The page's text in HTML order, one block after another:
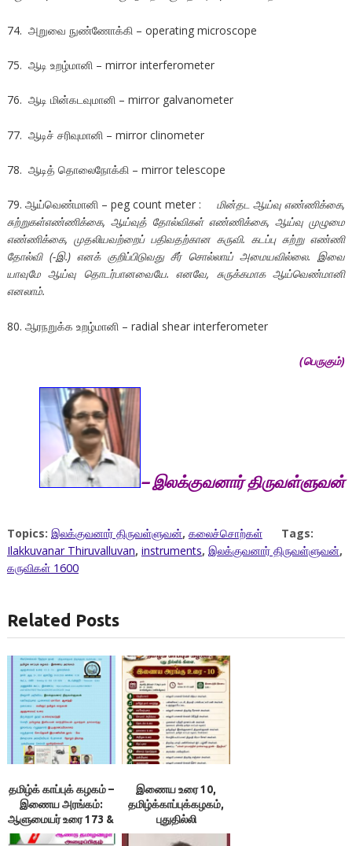
74. அறுவை நுண்ணோக்கி – operating microscope
75. ஆடி உறழ்மானி – mirror interferometer
76. ஆடி மின்கடவுமானி – mirror galvanometer
77. ஆடிச் சரிவுமானி – mirror clinometer
78. ஆடித் தொலைநோக்கி – mirror telescope
79. ஆய்வெண்மானி – peg count meter :மின்தட ஆய்வு எண்ணிக்கை,
சுற்றுகள்எண்ணிக்கை, ஆய்வுத் தோல்விகள் எண்ணிக்கை, ஆய்வு முழுமை
எண்ணிக்கை, முதலியவற்றைப் பதிவதற்கான கருவி. கடப்பு சுற்று எண்ணி
தோல்வி (-இ.) எனக் குறிப்பிடுவது சீர் சொல்லாய் அமையவில்லை. இவை
யாவுமே ஆய்வு தொடர்பானவையே. எனவே, சுருக்கமாக ஆய்வெண்மானி
எனலாம்.
80. ஆரநறுக்க உறழ்மானி – radial shear interferometer
(பெருகும்)
– இலக்குவனார் திருவள்ளுவன்
Topics: இலக்குவனார் திருவள்ளுவன், கலைச்சொற்கள்
Tags:
Ilakkuvanar Thiruvalluvan, instruments, இலக்குவனார் திருவள்ளுவன்,
கருவிகள் 1600
Related Posts
தமிழ்க் காப்புக் கழகம் –
இணைய அரங்கம்:
ஆளுமையர் உரை 173 &
174 ; நூலரங்கம்
இணைய உரை 10,
தமிழ்க்காப்புக்கழகம்,
புதுதில்லி